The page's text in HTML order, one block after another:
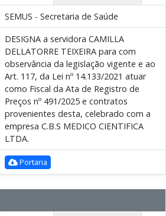
SEMUS - Secretaria de Saúde
DESIGNA a servidora CAMILLA
DELLATORRE TEIXEIRA para com
observância da legislação vigente e ao
Art. 117, da Lei nº 14.133/2021 atuar
como Fiscal da Ata de Registro de
Preços nº 491/2025 e contratos
provenientes desta, celebrado com a
empresa C.B.S MEDICO CIENTIFICA
LTDA.
Portaria